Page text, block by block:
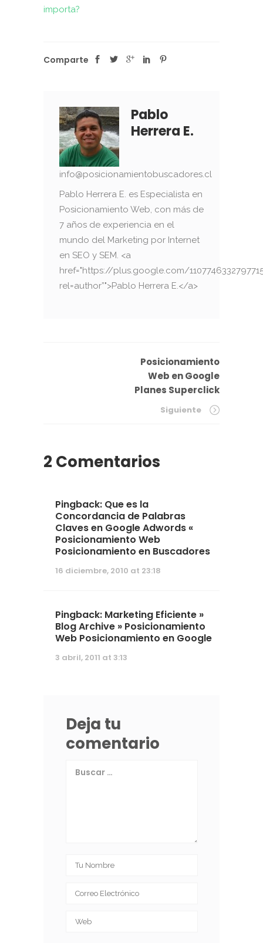
importa?
Comparte
Pablo
Herrera E.
info@posicionamientobuscadores.cl
Pablo Herrera E. es Especialista en
Posicionamiento Web, con más de
7 años de experiencia en el
mundo del Marketing por Internet
en SEO y SEM. <a
href="https://plus.google.com/
rel=author”">Pablo Herrera E.</a>
Posicionamiento
Web en Google
Planes Superclick
Siguiente
2 Comentarios
Pingback: Que es la
Concordancia de Palabras
Claves en Google Adwords «
Posicionamiento Web
Posicionamiento en Buscadores
16 diciembre, 2010 at 23:18
Pingback: Marketing Eficiente »
Blog Archive » Posicionamiento
Web Posicionamiento en Google
3 abril, 2011 at 3:13
Deja tu
comentario